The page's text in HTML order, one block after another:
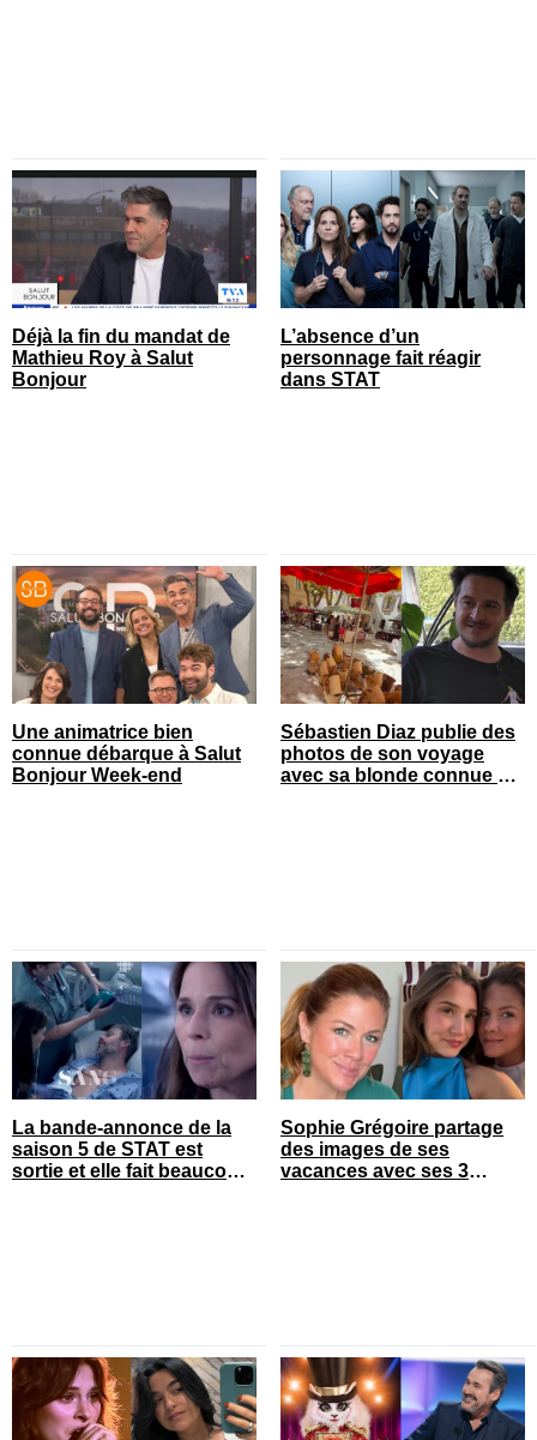
Déjà la fin du mandat de
Mathieu Roy à Salut
Bonjour
L’absence d’un
personnage fait réagir
dans STAT
Une animatrice bien
connue débarque à Salut
Bonjour Week-end
Sébastien Diaz publie des
photos de son voyage
avec sa blonde connue en
La bande-annonce de la
saison 5 de STAT est
sortie et elle fait beaucoup
Sophie Grégoire partage
des images de ses
vacances avec ses 3